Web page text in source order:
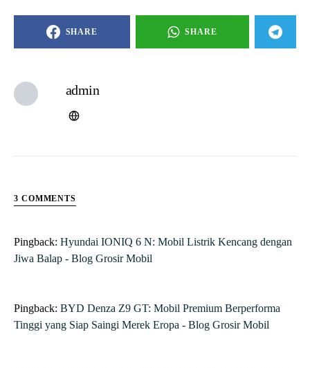
SHARE SHARE
admin
3 COMMENTS
Pingback: Hyundai IONIQ 6 N: Mobil Listrik Kencang dengan
Jiwa Balap - Blog Grosir Mobil
Pingback: BYD Denza Z9 GT: Mobil Premium Berperforma
Tinggi yang Siap Saingi Merek Eropa - Blog Grosir Mobil